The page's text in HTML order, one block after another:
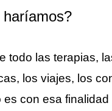
todo las terapias,
los viajes, los
es con esa finalidad